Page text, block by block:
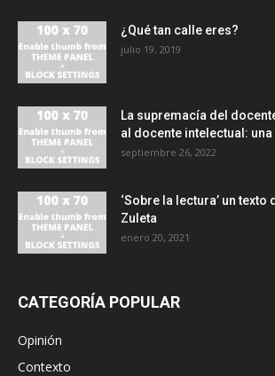
¿Qué tan calle eres?
julio 19, 2019
La supremacía del
al docente intelectual:
septiembre 26, 2022
‘Sobre la lectura’ un texto
Zuleta
enero 20, 2021
CATEGORÍA POPULAR
Opinión
Contexto